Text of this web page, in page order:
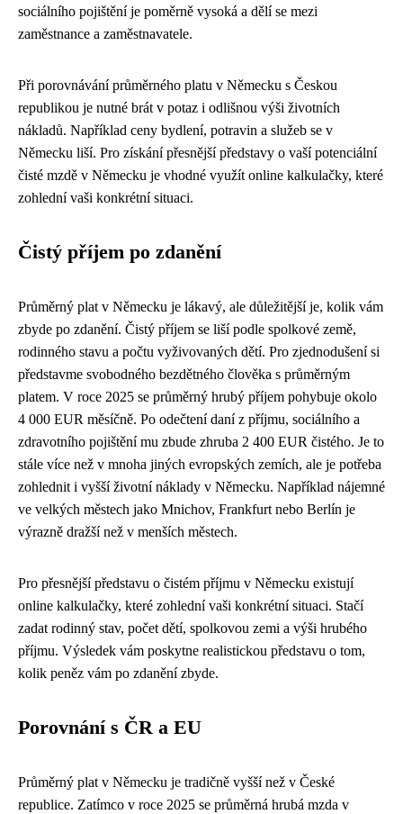
sociálního pojištění je poměrně vysoká a dělí se mezi
zaměstnance a zaměstnavatele.
Při porovnávání průměrného platu v Německu s Českou
republikou je nutné brát v potaz i odlišnou výši životních
nákladů. Například ceny bydlení, potravin a služeb se v
Německu liší. Pro získání přesnější představy o vaší potenciální
čisté mzdě v Německu je vhodné využít online kalkulačky, které
zohlední vaši konkrétní situaci.
Čistý příjem po zdanění
Průměrný plat v Německu je lákavý, ale důležitější je, kolik vám
zbyde po zdanění. Čistý příjem se liší podle spolkové země,
rodinného stavu a počtu vyživovaných dětí. Pro zjednodušení si
představme svobodného bezdětného člověka s průměrným
platem. V roce 2025 se průměrný hrubý příjem pohybuje okolo
4 000 EUR měsíčně. Po odečtení daní z příjmu, sociálního a
zdravotního pojištění mu zbude zhruba 2 400 EUR čistého. Je to
stále více než v mnoha jiných evropských zemích, ale je potřeba
zohlednit i vyšší životní náklady v Německu. Například nájemné
ve velkých městech jako Mnichov, Frankfurt nebo Berlín je
výrazně dražší než v menších městech.
Pro přesnější představu o čistém příjmu v Německu existují
online kalkulačky, které zohlední vaši konkrétní situaci. Stačí
zadat rodinný stav, počet dětí, spolkovou zemi a výši hrubého
příjmu. Výsledek vám poskytne realistickou představu o tom,
kolik peněz vám po zdanění zbyde.
Porovnání s ČR a EU
Průměrný plat v Německu je tradičně vyšší než v České
republice. Zatímco v roce 2025 se průměrná hrubá mzda v